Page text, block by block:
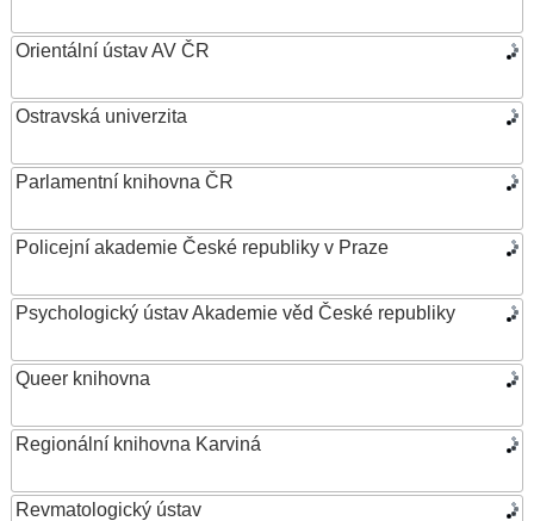
Orientální ústav AV ČR
Ostravská univerzita
Parlamentní knihovna ČR
Policejní akademie České republiky v Praze
Psychologický ústav Akademie věd České republiky
Queer knihovna
Regionální knihovna Karviná
Revmatologický ústav